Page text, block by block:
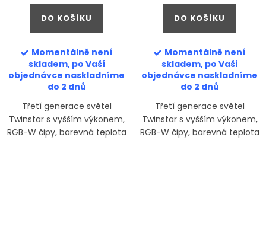
DO KOŠÍKU
Momentálně není
skladem, po Vaší
objednávce naskladníme
do 2 dnů
Třetí generace světel
Twinstar s vyšším výkonem,
RGB-W čipy, barevná teplota
DO KOŠÍKU
Momentálně není
skladem, po Vaší
objednávce naskladníme
do 2 dnů
Třetí generace světel
Twinstar s vyšším výkonem,
RGB-W čipy, barevná teplota